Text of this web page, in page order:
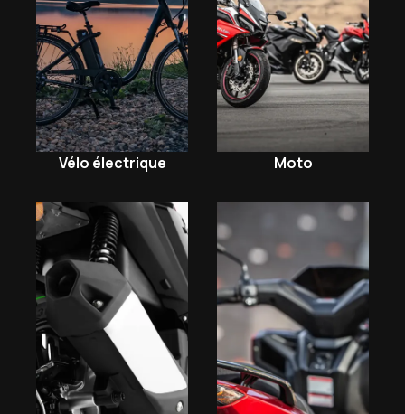
Vélo électrique Moto